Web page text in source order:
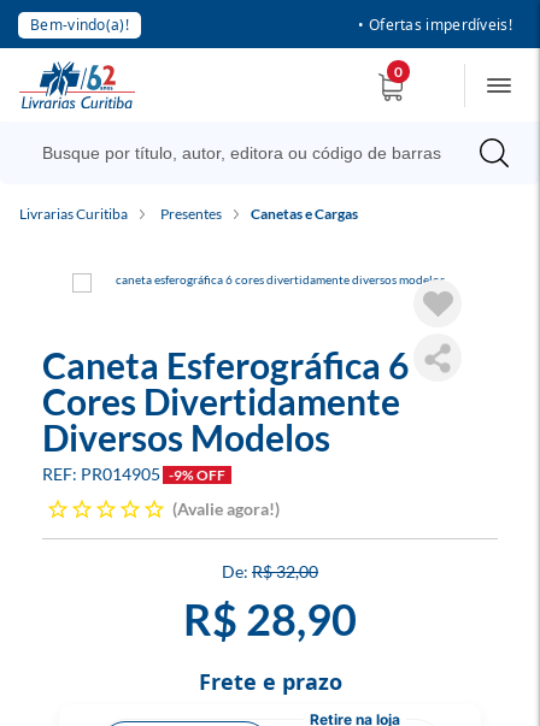
Bem-vindo(a)! • Ofertas imperdíveis!
0
Livrarias Curitiba Presentes Canetas e Cargas
Caneta Esferográfica 6
Cores Divertidamente
Diversos Modelos
PR014905 -9% OFF
Avalie agora!
R$ 32,00
R$ 28,90
Frete e prazo